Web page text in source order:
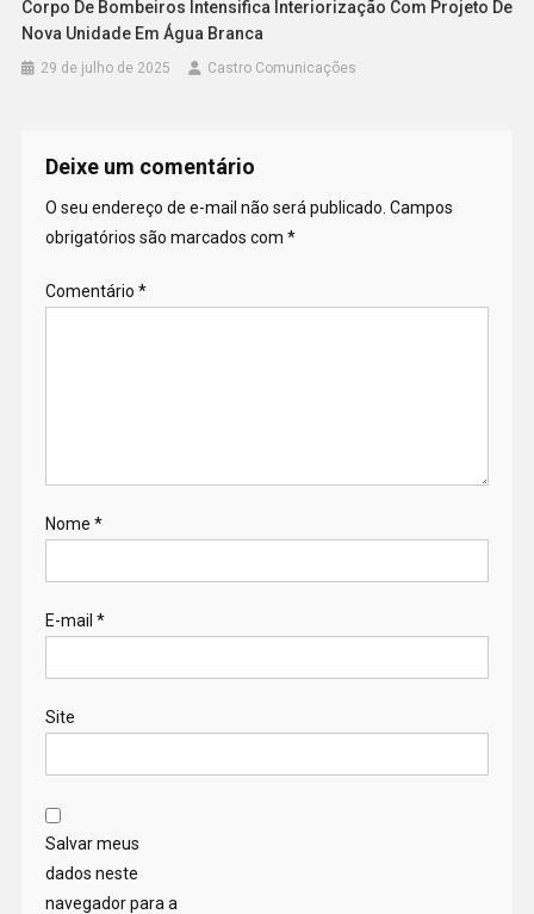
Corpo De Bombeiros Intensifica Interiorização Com Projeto De
Nova Unidade Em Água Branca
29 de julho de 2025 Castro Comunicações
Deixe um comentário
O seu endereço de e-mail não será publicado. Campos
obrigatórios são marcados com *
Comentário *
Nome *
E-mail *
Site
Salvar meus
dados neste
navegador para a